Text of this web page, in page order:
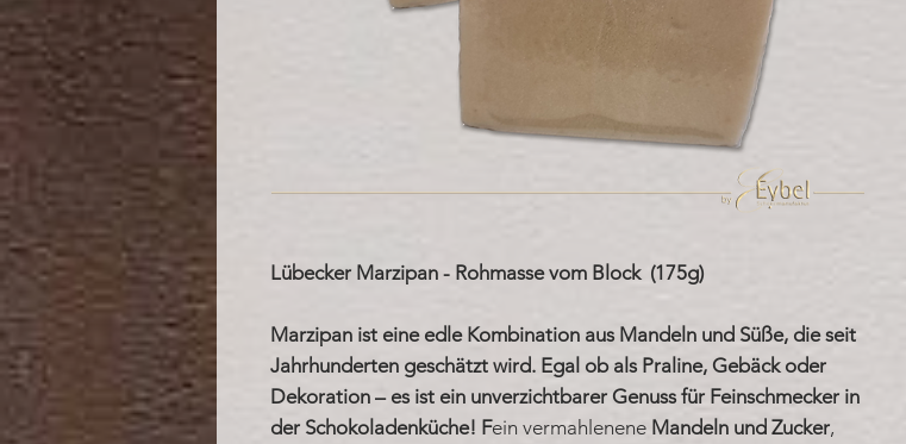
Lübecker Marzipan - Rohmasse vom Block (175g)
Marzipan ist eine edle Kombination aus Mandeln und Süße, die seit
Jahrhunderten geschätzt wird. Egal ob als Praline, Gebäck oder
Dekoration – es ist ein unverzichtbarer Genuss für Feinschmecker in
der Schokoladenküche! Fein vermahlenene Mandeln und Zucker,